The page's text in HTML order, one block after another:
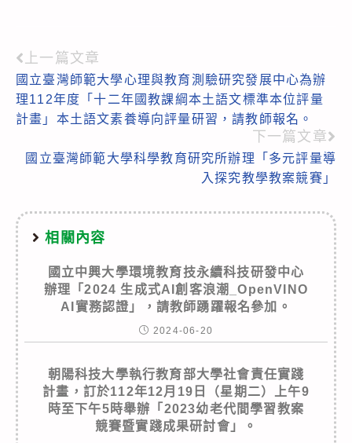
Read
more
articles
上一篇文章
國立臺灣師範大學心理與教育測驗研究發展中心為辦
理112年度「十二年國教課綱本土語文標準本位評量
計畫」本土語文素養導向評量研習，請教師報名。
下一篇文章
國立臺灣師範大學科學教育研究所辦理「多元評量導
入探究教學教案競賽」
相關內容
國立中興大學環境教育技永續科技研發中心
辦理「2024 生成式AI創客浪潮_OpenVINO
AI實務認證」，請教師踴躍報名參加。
2024-06-20
朝陽科技大學執行教育部大學社會責任實踐
計畫，訂於112年12月19日（星期二）上午9
時至下午5時舉辦「2023幼老代間學習教案
競賽暨實踐成果研討會」。